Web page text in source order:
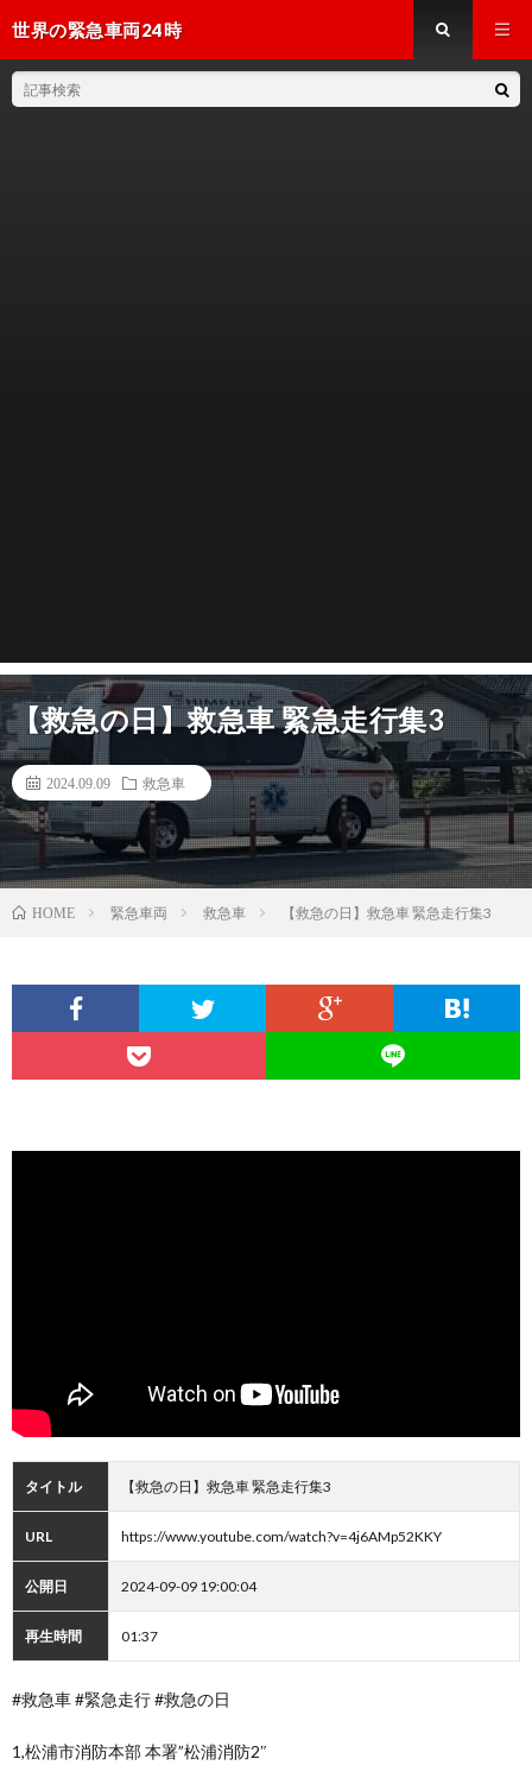
世界の緊急車両24時
【救急の日】救急車 緊急走行集3
2024.09.09 救急車
HOME 緊急車両 救急車 【救急の日】救急車 緊急走行集3
タイトル 【救急の日】救急車 緊急走行集3
URL https://www.youtube.com/watch?v=4j6AMp52KKY
公開日 2024-09-09 19:00:04
再生時間 01:37
#救急車 #緊急走行 #救急の日
1,松浦市消防本部 本署”松浦消防2″